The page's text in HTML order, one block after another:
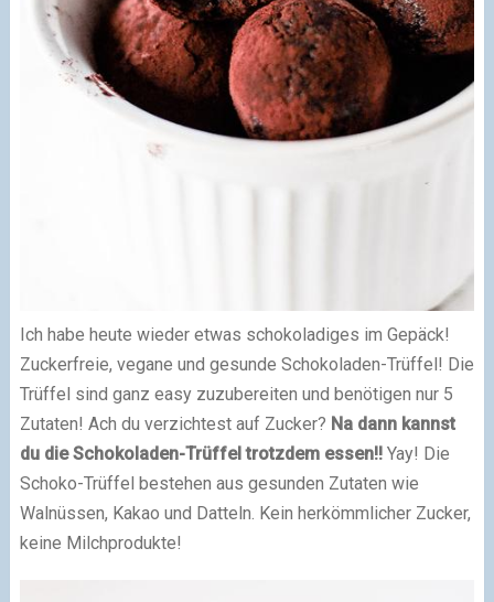
Ich habe heute wieder etwas schokoladiges im Gepäck!
Zuckerfreie, vegane und gesunde Schokoladen-Trüffel! Die
Trüffel sind ganz easy zuzubereiten und benötigen nur 5
Zutaten! Ach du verzichtest auf Zucker? Na dann kannst
du die Schokoladen-Trüffel trotzdem essen!!Yay! Die
Schoko-Trüffel bestehen aus gesunden Zutaten wie
Walnüssen, Kakao und Datteln. Kein herkömmlicher Zucker,
keine Milchprodukte!